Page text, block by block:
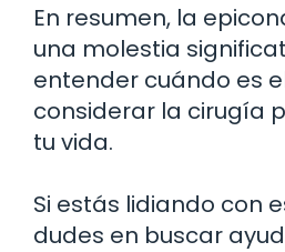
En resumen, la
una molestia
entender cuándo es
considerar la cirugía
tu vida.
Si estás lidiando con
dudes en buscar